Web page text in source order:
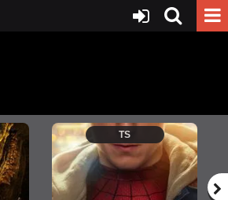
TS